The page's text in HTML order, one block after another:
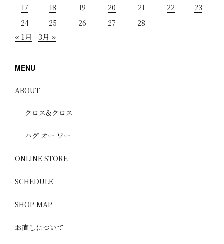
17
18 19 20 21 22
23
24
25 26 27 28
« 1月 3月 »
MENU
ABOUT
クロス&クロス
ハグ オー ワー
ONLINE STORE
SCHEDULE
SHOP MAP
お直しについて